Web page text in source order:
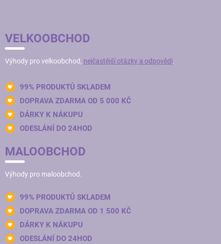
VELKOOBCHOD
Výhody pro velkoobchod, nejčastější otázky a odpovědi.
99% PRODUKTŮ SKLADEM
DOPRAVA ZDARMA OD 5 000 KČ
DÁRKY K NÁKUPU
ODESLÁNÍ DO 24HOD
MALOOBCHOD
Výhody pro maloobchod.
99% PRODUKTŮ SKLADEM
DOPRAVA ZDARMA OD 1 500 KČ
DÁRKY K NÁKUPU
ODESLÁNÍ DO 24HOD